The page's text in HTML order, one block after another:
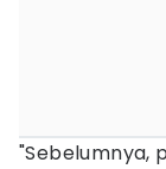
"Sebelumnya,